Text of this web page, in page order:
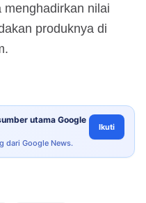
menghadirkan nilai
produknya di
utama Google
dari Google News.
Ikuti